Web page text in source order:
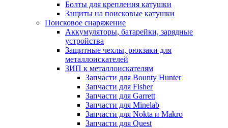
Болты для крепления катушки
Защиты на поисковые катушки
Поисковое снаряжение
Аккумуляторы, батарейки, зарядные
устройства
Защитные чехлы, рюкзаки для
металлоискателей
ЗИП к металлоискателям
Запчасти для Bounty Hunter
Запчасти для Fisher
Запчасти для Garrett
Запчасти для Minelab
Запчасти для Nokta и Makro
Запчасти для Quest